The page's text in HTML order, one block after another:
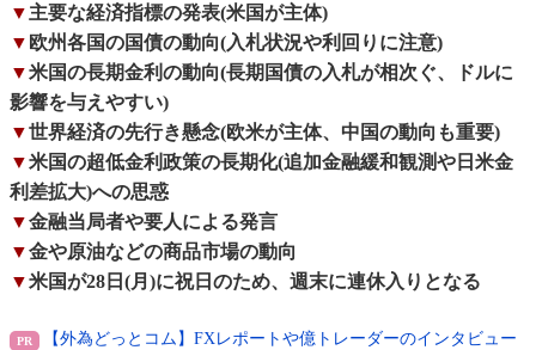
▼主要な経済指標の発表(米国が主体)
▼ 欧州各国の国債の動向(入札状況や利回りに注意)
▼米国の長期金利の動向(長期国債の入札が相次ぐ、ドルに
影響を与えやすい)
▼世界経済の先行き懸念(欧米が主体、中国の動向も重要)
▼米国の超低金利政策の長期化(追加金融緩和観測や日米金
利差拡大)への思惑
▼金融当局者や要人による発言
▼金や原油などの商品市場の動向
▼米国が28日(月)に祝日のため、週末に連休入りとなる
【外為どっとコム】FXレポートや億トレーダーのインタビュー